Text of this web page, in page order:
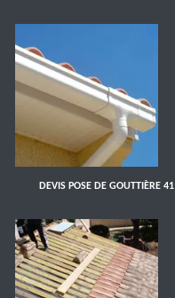
DEVIS POSE DE GOUTTIÈRE 41